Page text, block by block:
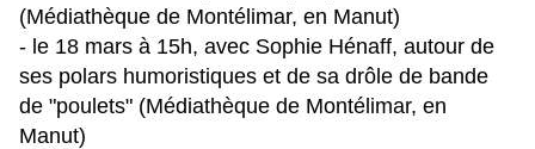
(Médiathèque de Montélimar, en Manut)
- le 18 mars à 15h, avec Sophie Hénaff, autour de
ses polars humoristiques et de sa drôle de bande
de "poulets" (Médiathèque de Montélimar, en
Manut)